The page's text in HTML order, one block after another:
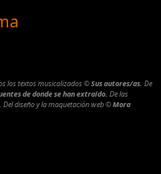
los textos musicalizados©Sus autores/as. De
de donde se han extraído. De las
. Del diseño y la maquetación web©Mora